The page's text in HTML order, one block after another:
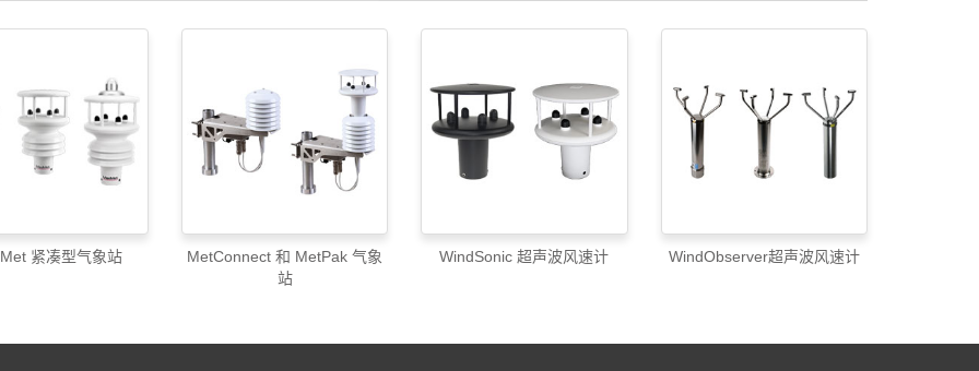
紧凑型气象站
MetConnect 和 MetPak 气象
站
WindSonic 超声波风速计 WindObserver超声波风速计